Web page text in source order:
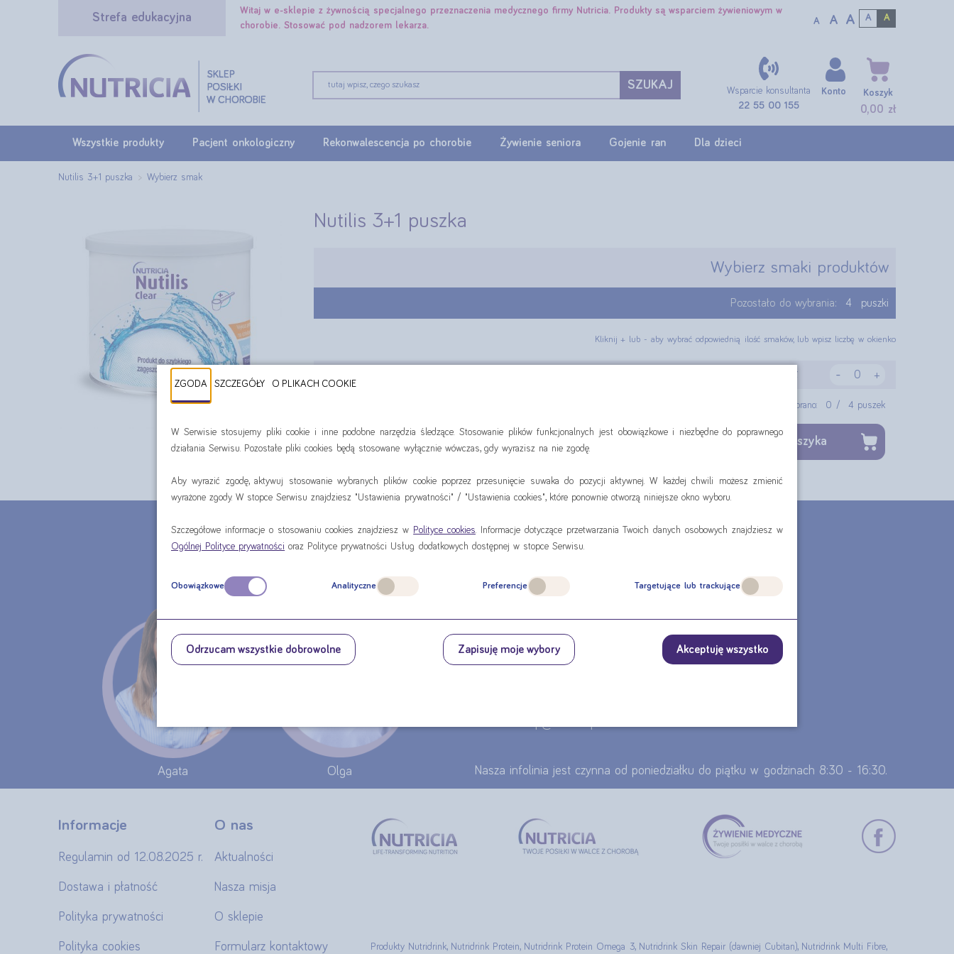
Strefa edukacyjna
Witaj w e-sklepie z żywnością specjalnego przeznaczenia medycznego firmy Nutricia. Produkty są wsparciem żywieniowym w
chorobie. Stosować pod nadzorem lekarza.
A A A A A
SZUKAJ
Wsparcie konsultanta
22 55 00 155
Konto Koszyk
0,00 zł
Wszystkie produkty Pacjent onkologiczny Rekonwalescencja po chorobie Żywienie seniora Gojenie ran Dla dzieci
Nutilis 3+1 puszka Wybierz smak
Nutilis 3+1 puszka
Wybierz smaki produktów
Pozostało do wybrania: 4 puszki
Kliknij + lub - aby wybrać odpowiednią ilość smaków, lub wpisz liczbę w okienko
74,81 zł - +
Wybrano: 0 / 4 puszek
Do zapłaty 0,00 zł dodaj do koszyka
CHCESZ ZŁOŻYĆ ZAMÓWIENIE TELEFONICZNE?
MASZ PYTANIE DOTYCZĄCE PRODUKTU?
Agata Olga
Skontaktuj się z nami
Nasza infolinia jest czynna od poniedziałku do piątku w godzinach 8:30 - 16:30.
Informacje
Regulamin od 12.08.2025 r.
Dostawa i płatność
Polityka prywatności
Polityka cookies
O nas
Aktualności
Nasza misja
O sklepie
Formularz kontaktowy Produkty Nutridrink, Nutridrink Protein, Nutridrink Protein Omega 3, Nutridrink Skin Repair (dawniej Cubitan), Nutridrink Multi Fibre,
ZGODA SZCZEGÓŁY O PLIKACH COOKIE
W Serwisie stosujemy pliki cookie i inne podobne narzędzia śledzące. Stosowanie plików funkcjonalnych jest obowiązkowe i niezbędne do poprawnego
działania Serwisu. Pozostałe pliki cookies będą stosowane wyłącznie wówczas, gdy wyrazisz na nie zgodę.
Aby wyrazić zgodę, aktywuj stosowanie wybranych plików cookie poprzez przesunięcie suwaka do pozycji aktywnej. W każdej chwili możesz zmienić
wyrażone zgody. W stopce Serwisu znajdziesz "Ustawienia prywatności" / "Ustawienia cookies", które ponownie otworzą niniejsze okno wyboru.
Szczegółowe informacje o stosowaniu cookies znajdziesz w Polityce cookies . Informacje dotyczące przetwarzania Twoich danych osobowych znajdziesz w
Ogólnej Polityce prywatności oraz Polityce prywatności Usług dodatkowych dostępnej w stopce Serwisu.
Obowiązkowe Analityczne Preferencje Targetujące lub trackujące
Odrzucam wszystkie dobrowolne Zapisuję moje wybory Akceptuję wszystko